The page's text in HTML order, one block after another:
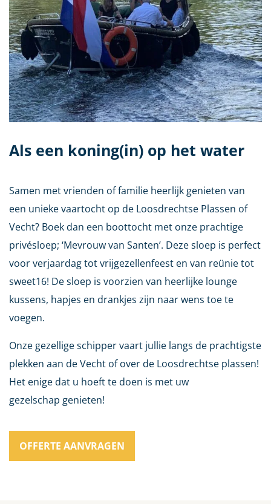
Als een koning(in) op het water
Samen met vrienden of familie heerlijk genieten van
een unieke vaartocht op de Loosdrechtse Plassen of
Vecht? Boek dan een boottocht met onze prachtige
privésloep; ‘Mevrouw van Santen’. Deze sloep is perfect
voor verjaardag tot vrijgezellenfeest en van reünie tot
sweet16! De sloep is voorzien van heerlijke lounge
kussens, hapjes en drankjes zijn naar wens toe te
voegen.
Onze gezellige schipper vaart jullie langs de prachtigste
plekken aan de Vecht of over de Loosdrechtse plassen!
Het enige dat u hoeft te doen is met uw
gezelschap genieten!
OFFERTE AANVRAGEN